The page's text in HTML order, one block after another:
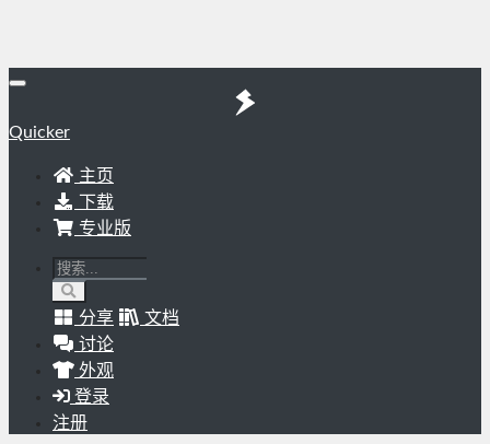
Quicker
主页
下载
专业版
分享
文档
讨论
外观
登录
注册